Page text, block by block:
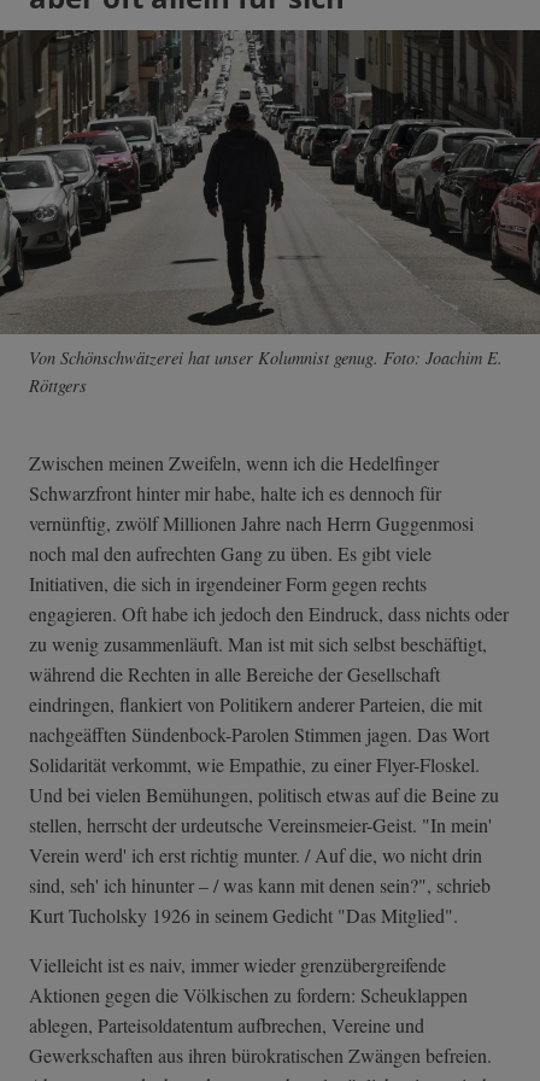
Von Schönschwätzerei hat unser Kolumnist genug. Foto: Joachim E.
Röttgers
Zwischen meinen Zweifeln, wenn ich die Hedelfinger
Schwarzfront hinter mir habe, halte ich es dennoch für
vernünftig, zwölf Millionen Jahre nach Herrn Guggenmosi
noch mal den aufrechten Gang zu üben. Es gibt viele
Initiativen, die sich in irgendeiner Form gegen rechts
engagieren. Oft habe ich jedoch den Eindruck, dass nichts oder
zu wenig zusammenläuft. Man ist mit sich selbst beschäftigt,
während die Rechten in alle Bereiche der Gesellschaft
eindringen, flankiert von Politikern anderer Parteien, die mit
nachgeäfften Sündenbock-Parolen Stimmen jagen. Das Wort
Solidarität verkommt, wie Empathie, zu einer Flyer-Floskel.
Und bei vielen Bemühungen, politisch etwas auf die Beine zu
stellen, herrscht der urdeutsche Vereinsmeier-Geist. "In mein'
Verein werd' ich erst richtig munter. / Auf die, wo nicht drin
sind, seh' ich hinunter – / was kann mit denen sein?", schrieb
Kurt Tucholsky 1926 in seinem Gedicht "Das Mitglied".
Vielleicht ist es naiv, immer wieder grenzübergreifende
Aktionen gegen die Völkischen zu fordern: Scheuklappen
ablegen, Parteisoldatentum aufbrechen, Vereine und
Gewerkschaften aus ihren bürokratischen Zwängen befreien.